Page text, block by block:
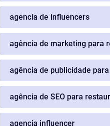
agencia de influencers
agência de marketing para
agência de publicidade
agência de SEO para
agencia influencer